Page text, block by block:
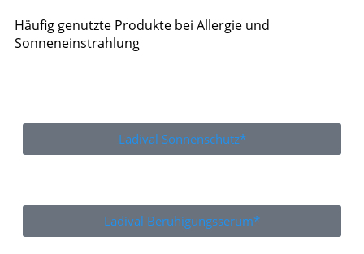
Häufig genutzte Produkte bei Allergie und
Sonneneinstrahlung
Ladival Sonnenschutz*
Ladival Beruhigungsserum*